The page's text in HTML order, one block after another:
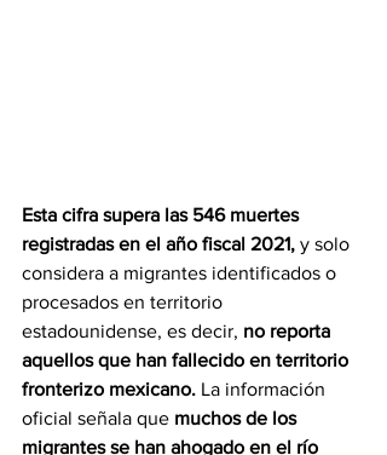
Esta cifra supera las 546 muertes
registradas en el año fiscal 2021, y solo
considera a migrantes identificados o
procesados en territorio
estadounidense, es decir, no reporta
aquellos que han fallecido en territorio
fronterizo mexicano. La información
oficial señala que muchos de los
migrantes se han ahogado en el río